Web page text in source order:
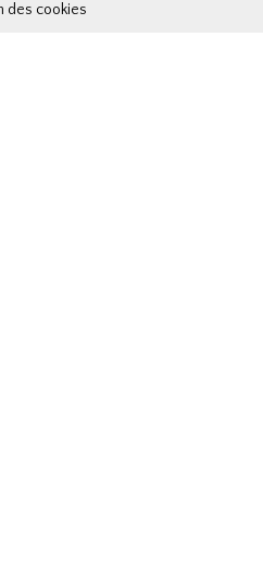
des cookies